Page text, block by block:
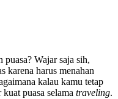
puasa? Wajar saja sih,
karena harus menahan
kalau kamu tetap
puasa selama traveling.